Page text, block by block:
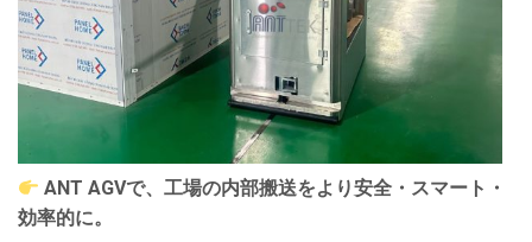
ANT AGVで、工場の内部搬送をより安全・スマート・
効率的に。